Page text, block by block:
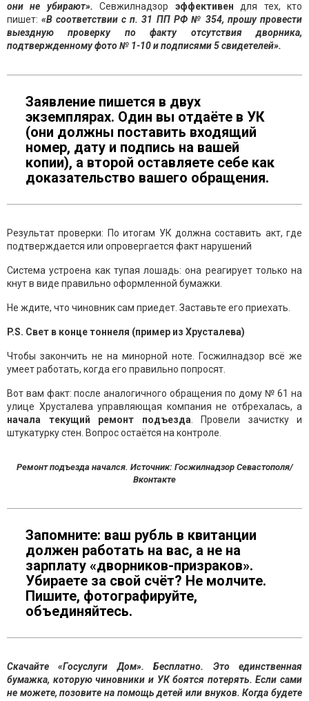
они не убирают».Севжилнадзор эффективен для тех, кто
пишет:«В соответствии с п. 31 ПП РФ № 354, прошу провести
выездную проверку по факту отсутствия дворника,
подтвержденному фото № 1-10 и подписями 5 свидетелей».
Заявление пишется в двух
экземплярах. Один вы отдаёте в УК
(они должны поставить входящий
номер, дату и подпись на вашей
копии), а второй оставляете себе как
доказательство вашего обращения.
Результат проверки: По итогам УК должна составить акт, где
подтверждается или опровергается факт нарушений
Система устроена как тупая лошадь: она реагирует только на
кнут в виде правильно оформленной бумажки.
Не ждите, что чиновник сам приедет. Заставьте его приехать.
P.S. Свет в конце тоннеля (пример из Хрусталева)
Чтобы закончить не на минорной ноте. Госжилнадзор всё же
умеет работать, когда его правильно попросят.
Вот вам факт: после аналогичного обращения по дому № 61 на
улице Хрусталева управляющая компания не отбрехалась, а
начала текущий ремонт подъезда . Провели зачистку и
штукатурку стен. Вопрос остаётся на контроле.
Ремонт подъезда начался. Источник: Госжилнадзор Севастополя/
Вконтакте
Запомните: ваш рубль в квитанции
должен работать на вас, а не на
зарплату «дворников-призраков».
Убираете за свой счёт? Не молчите.
Пишите, фотографируйте,
объединяйтесь.
Скачайте «Госуслуги Дом». Бесплатно. Это единственная
бумажка, которую чиновники и УК боятся потерять. Если сами
не можете, позовите на помощь детей или внуков. Когда будете